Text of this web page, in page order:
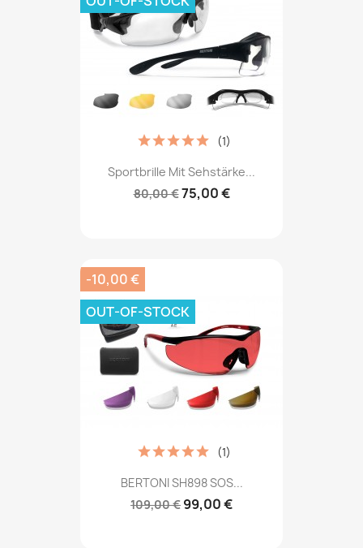
Sportbrille Mit Sehstärke...
80,00 €75,00 €
(1)
BERTONI SH898 SOS...
109,00 € 99,00 €
(1)
-10,00 €
OUT-OF-STOCK